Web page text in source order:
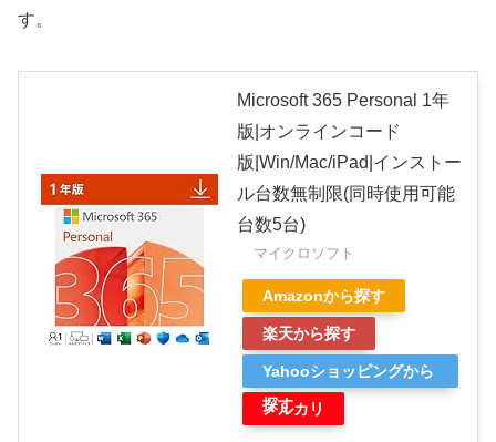
す。
Microsoft 365 Personal 1年
版|オンラインコード
版|Win/Mac/iPad|インストー
ル台数無制限(同時使用可能
台数5台)
マイクロソフト
Amazonから探す
楽天から探す
Yahooショッピングから
探す
メルカリ